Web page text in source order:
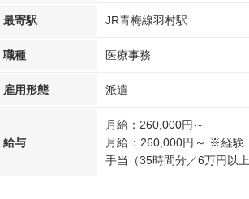
最寄駅 JR青梅線羽村駅
職種 医療事務
雇用形態 派遣
給与
月給：260,000円～
月給：260,000円～ ※経
手当（35時間分／6万円以